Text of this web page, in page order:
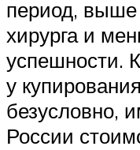
период, выше
хирурга и
успешности.
у
безусловно,
России